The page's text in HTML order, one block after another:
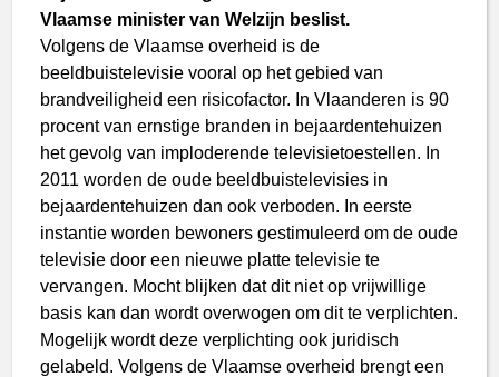
Vlaamse minister van Welzijn beslist.
Volgens de Vlaamse overheid is de
beeldbuistelevisie vooral op het gebied van
brandveiligheid een risicofactor. In Vlaanderen is 90
procent van ernstige branden in bejaardentehuizen
het gevolg van imploderende televisietoestellen. In
2011 worden de oude beeldbuistelevisies in
bejaardentehuizen dan ook verboden. In eerste
instantie worden bewoners gestimuleerd om de oude
televisie door een nieuwe platte televisie te
vervangen. Mocht blijken dat dit niet op vrijwillige
basis kan dan wordt overwogen om dit te verplichten.
Mogelijk wordt deze verplichting ook juridisch
gelabeld. Volgens de Vlaamse overheid brengt een